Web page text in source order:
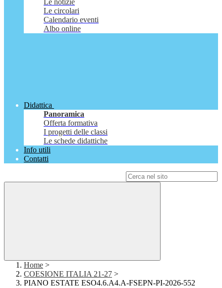
Le notizie
Le circolari
Calendario eventi
Albo online
Didattica
Panoramica
Offerta formativa
I progetti delle classi
Le schede didattiche
Info utili
Contatti
Home >
COESIONE ITALIA 21-27 >
PIANO ESTATE ESO4.6.A4.A-FSEPN-PI-2026-552